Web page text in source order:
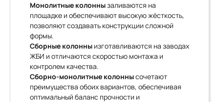
Монолитные колоннызаливаются на
площадке и обеспечивают высокую жёсткость,
позволяют создавать конструкции сложной
формы.
Сборные колонны изготавливаются на заводах
ЖБИ и отличаются скоростью монтажа и
контролем качества.
Сборно-монолитные колоннысочетают
преимущества обоих вариантов, обеспечивая
оптимальный баланс прочности и